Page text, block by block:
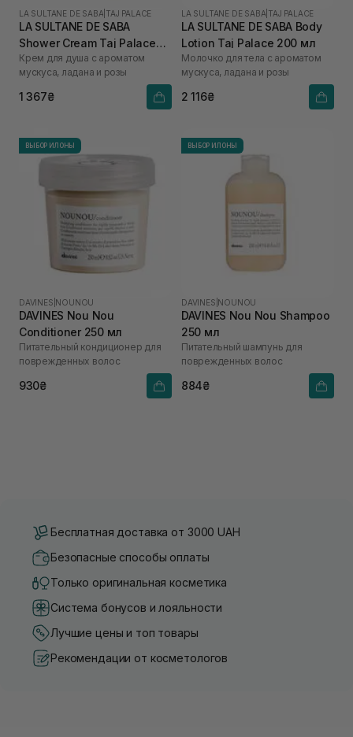
LA SULTANE DE SABA TAJ PALACE
LA SULTANE DE SABA
Shower Cream Taj Palace
200 мл
Крем для душа с ароматом
мускуса, ладана и розы
1 367₴
LA SULTANE DE SABA TAJ PALACE
LA SULTANE DE SABA Body
Lotion Taj Palace 200 мл
Молочко для тела с ароматом
мускуса, ладана и розы
2 116₴
ВЫБОР ИЛОНЫ
DAVINES NOUNOU
DAVINES Nou Nou
Conditioner 250 мл
Питательный кондиционер для
поврежденных волос
930₴
ВЫБОР ИЛОНЫ
DAVINES NOUNOU
DAVINES Nou Nou Shampoo
250 мл
Питательный шампунь для
поврежденных волос
884₴
Бесплатная доставка от 3000 UAH
Безопасные способы оплаты
Только оригинальная косметика
Система бонусов и лояльности
Лучшие цены и топ товары
Рекомендации от косметологов